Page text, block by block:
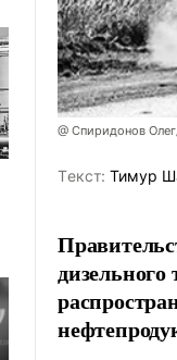
@ Спиридонов
Tекст: Тимур